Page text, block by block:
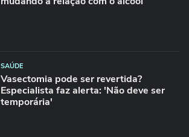
SAÚDE
Vasectomia pode ser revertida?
Especialista faz alerta: 'Não deve ser
temporária'